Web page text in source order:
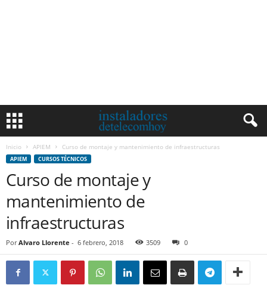
Inicio APIEM Curso de montaje y mantenimiento de infraestructuras
APIEM CURSOS TÉCNICOS
Curso de montaje y
mantenimiento de
infraestructuras
Por Alvaro Llorente - 6 febrero, 2018 3509 0